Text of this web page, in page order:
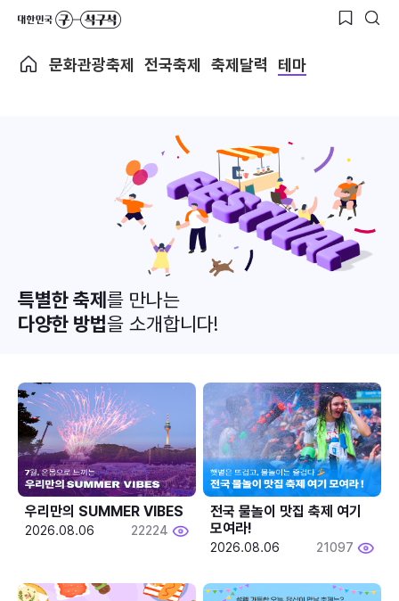
문화관광축제 전국축제 축제달력 테마
특별한 축제를 만나는
다양한 방법을 소개합니다!
우리만의 SUMMER VIBES
2026.08.06 22224
전국 물놀이 맛집 축제 여기
모여라!
2026.08.06 21097